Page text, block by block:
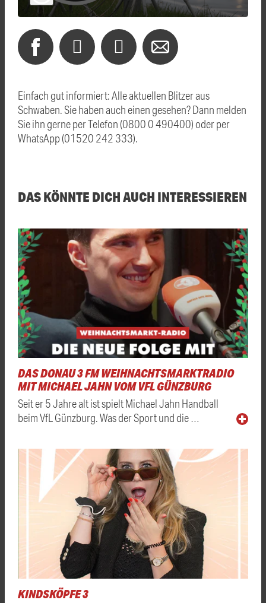
Einfach gut informiert: Alle aktuellen Blitzer aus
Schwaben. Sie haben auch einen gesehen? Dann melden
Sie ihn gerne per Telefon (0800 0 490400) oder per
WhatsApp (01520 242 333).
DAS KÖNNTE DICH AUCH INTERESSIEREN
DAS DONAU 3 FM WEIHNACHTSMARKTRADIO
MIT MICHAEL JAHN VOM VFL GÜNZBURG
Seit er 5 Jahre alt ist spielt Michael Jahn Handball
beim VfL Günzburg. Was der Sport und die …
KINDSKÖPFE 3